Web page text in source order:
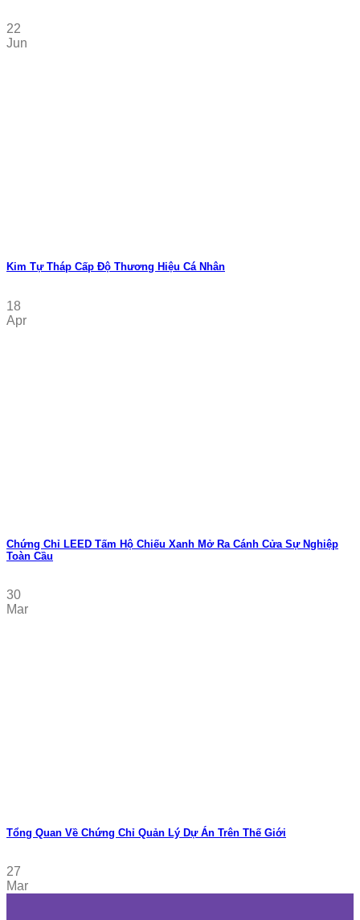
22
Jun
Kim Tự Tháp Cấp Độ Thương Hiệu Cá Nhân
18
Apr
Chứng Chỉ LEED Tấm Hộ Chiếu Xanh Mở Ra Cánh Cửa Sự Nghiệp
Toàn Cầu
30
Mar
Tổng Quan Về Chứng Chỉ Quản Lý Dự Án Trên Thế Giới
27
Mar